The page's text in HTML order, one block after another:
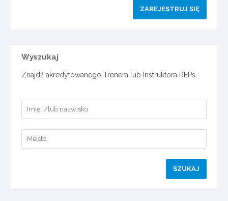
ZAREJESTRUJ SIĘ
Wyszukaj
Znajdź akredytowanego Trenera lub Instruktora REPs.